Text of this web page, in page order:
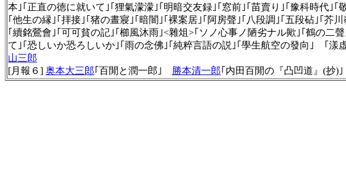
本｣｢正直の徳に就いて｣｢狸氣濛濛｣｢明暗交友録｣｢窓前｣｢苗賣り｣｢豫科時代｣｢
｢他生の縁｣｢拝接｣｢猪の晝寢｣｢暗闇｣｢裸案居｣｢阿房聲｣｢八段調｣｢五段砧｣｢芥
｢續銘鶯會｣｢可可貧の記｣｢櫛風沐雨｣<雜俎>｢ソノ心事ノ陋劣ナル歟｣｢鶴の二
て｣｢恐しいか恐ろしいか｣｢雨の念佛｣｢純粹言語の説｣｢學生航空の發向｣ ｢漾
山三郎
[月報６] 奥本大三郎｢百閒と潤一郎｣ 勝本清一郎｢内田百閒の『凸凹道』(抄)｣